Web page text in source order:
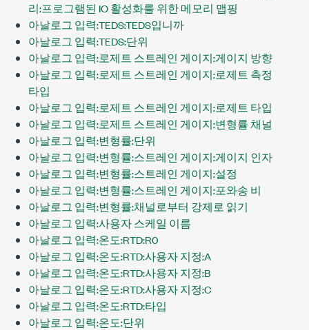
리:프로그램된 IO 활성화를 위한 메모리 맵핑
아날로그 입력:TEDS:TEDS입니까
아날로그 입력:TEDS:단위
아날로그 입력:로제트 스트레인 게이지:게이지 방향
아날로그 입력:로제트 스트레인 게이지:로제트 측정
타입
아날로그 입력:로제트 스트레인 게이지:로제트 타입
아날로그 입력:로제트 스트레인 게이지:변형률 채널
아날로그 입력:변형률:단위
아날로그 입력:변형률:스트레인 게이지:게이지 인자
아날로그 입력:변형률:스트레인 게이지:설정
아날로그 입력:변형률:스트레인 게이지:포와송 비
아날로그 입력:변형률:채널로부터 강제로 읽기
아날로그 입력:사용자 스케일 이름
아날로그 입력:온도:RTD:R0
아날로그 입력:온도:RTD:사용자 지정:A
아날로그 입력:온도:RTD:사용자 지정:B
아날로그 입력:온도:RTD:사용자 지정:C
아날로그 입력:온도:RTD:타입
아날로그 입력:온도:단위